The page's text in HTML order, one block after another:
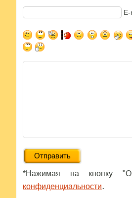
*Нажимая на кнопку
конфиденциальности.